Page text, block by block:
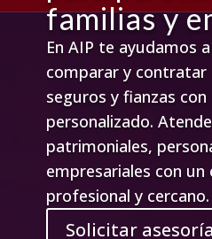
familias y
En AIP te ayudamos
comparar y contratar
seguros y fianzas
personalizado.
patrimoniales,
empresariales con
profesional y cercano.
Solicitar asesoría